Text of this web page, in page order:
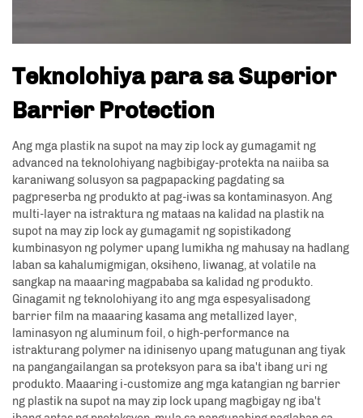
Teknolohiya para sa Superior
Barrier Protection
Ang mga plastik na supot na may zip lock ay gumagamit ng
advanced na teknolohiyang nagbibigay-protekta na naiiba sa
karaniwang solusyon sa pagpapacking pagdating sa
pagpreserba ng produkto at pag-iwas sa kontaminasyon. Ang
multi-layer na istraktura ng mataas na kalidad na plastik na
supot na may zip lock ay gumagamit ng sopistikadong
kumbinasyon ng polymer upang lumikha ng mahusay na hadlang
laban sa kahalumigmigan, oksiheno, liwanag, at volatile na
sangkap na maaaring magpababa sa kalidad ng produkto.
Ginagamit ng teknolohiyang ito ang mga espesyalisadong
barrier film na maaaring kasama ang metallized layer,
laminasyon ng aluminum foil, o high-performance na
istrakturang polymer na idinisenyo upang matugunan ang tiyak
na pangangailangan sa proteksyon para sa iba't ibang uri ng
produkto. Maaaring i-customize ang mga katangian ng barrier
ng plastik na supot na may zip lock upang magbigay ng iba't